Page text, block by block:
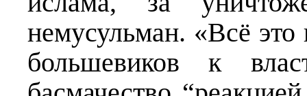
немусульман. «Всё
большевиков к